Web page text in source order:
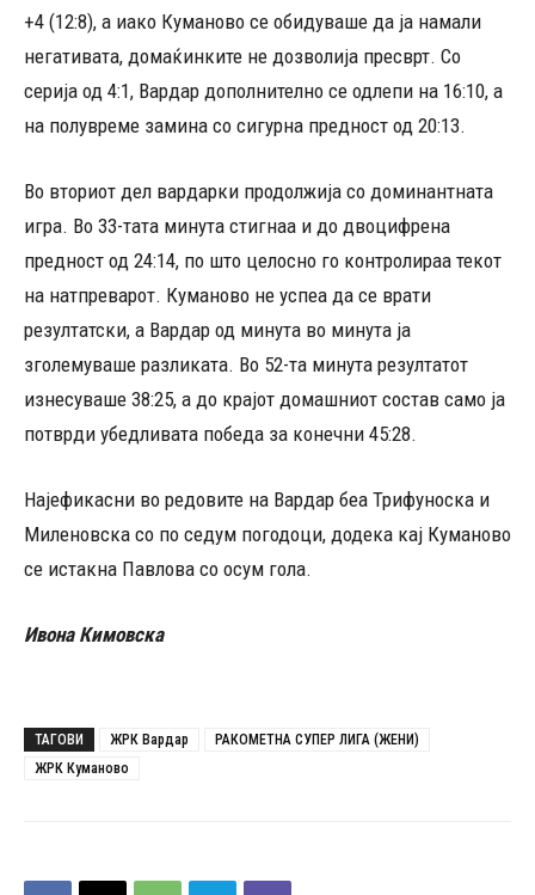
+4 (12:8), а иако Куманово се обидуваше да ја намали
негативата, домаќинките не дозволија пресврт. Со
серија од 4:1, Вардар дополнително се одлепи на 16:10, а
на полувреме замина со сигурна предност од 20:13.
Во вториот дел вардарки продолжија со доминантната
игра. Во 33-тата минута стигнаа и до двоцифрена
предност од 24:14, по што целосно го контролираа текот
на натпреварот. Куманово не успеа да се врати
резултатски, а Вардар од минута во минута ја
зголемуваше разликата. Во 52-та минута резултатот
изнесуваше 38:25, а до крајот домашниот состав само ја
потврди убедливата победа за конечни 45:28.
Најефикасни во редовите на Вардар беа Трифуноска и
Миленовска со по седум погодоци, додека кај Куманово
се истакна Павлова со осум гола.
Ивона Кимовска
ТАГОВИ ЖРК Вардар
РАКОМЕТНА СУПЕР ЛИГА (ЖЕНИ)
ЖРК Куманово